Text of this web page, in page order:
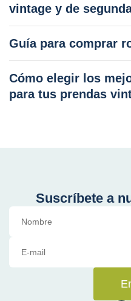
vintage y de
Guía para comprar
Cómo elegir los
para tus prendas
Suscríbete a